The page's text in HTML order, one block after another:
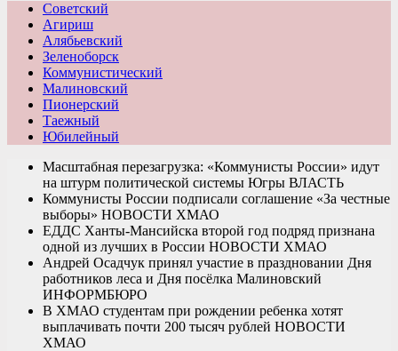
Советский
Агириш
Алябьевский
Зеленоборск
Коммунистический
Малиновский
Пионерский
Таежный
Юбилейный
Масштабная перезагрузка: «Коммунисты России» идут
на штурм политической системы Югры ВЛАСТЬ
Коммунисты России подписали соглашение «За честные
выборы» НОВОСТИ ХМАО
ЕДДС Ханты-Мансийска второй год подряд признана
одной из лучших в России НОВОСТИ ХМАО
Андрей Осадчук принял участие в праздновании Дня
работников леса и Дня посёлка Малиновский
ИНФОРМБЮРО
В ХМАО студентам при рождении ребенка хотят
выплачивать почти 200 тысяч рублей НОВОСТИ
ХМАО